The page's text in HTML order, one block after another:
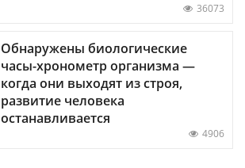
36073
Обнаружены биологические
часы-хронометр организма —
когда они выходят из строя,
развитие человека
останавливается
4906